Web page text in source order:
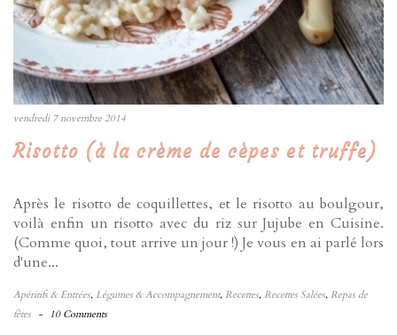
vendredi 7 novembre 2014
Risotto (à la crème de cèpes et truffe)
Après le risotto de coquillettes, et le risotto au boulgour,
voilà enfin un risotto avec du riz sur Jujube en Cuisine.
(Comme quoi, tout arrive un jour !) Je vous en ai parlé lors
d'une...
Apéritifs & Entrées, Légumes & Accompagnement, Recettes, Recettes Salées, Repas de
fêtes - 10 Comments